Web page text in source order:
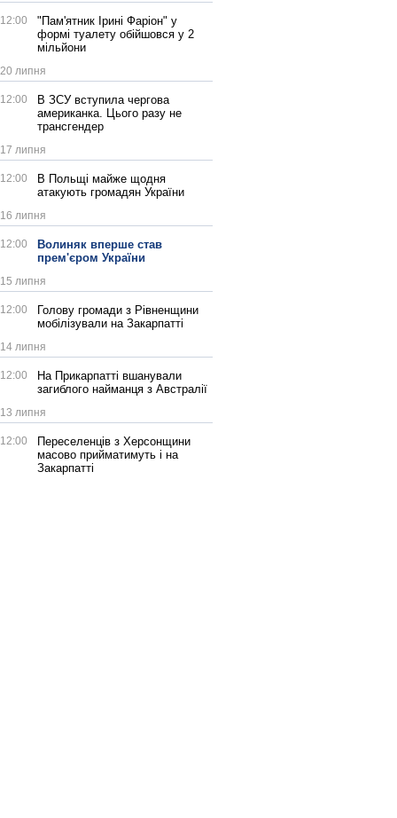
12:00
"Пам'ятник Ірині Фаріон" у
формі туалету обійшовся у 2
мільйони
20 липня
12:00
В ЗСУ вступила чергова
американка. Цього разу не
трансгендер
17 липня
12:00
В Польщі майже щодня
атакують громадян України
16 липня
12:00
Волиняк вперше став
прем'єром України
15 липня
12:00
Голову громади з Рівненщини
мобілізували на Закарпатті
14 липня
12:00
На Прикарпатті вшанували
загиблого найманця з Австралії
13 липня
12:00
Переселенців з Херсонщини
масово прийматимуть і на
Закарпатті